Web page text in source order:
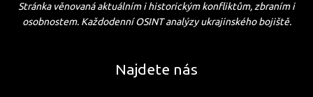
Stránka věnovaná aktuálním i historickým konfliktům, zbraním i
osobnostem. Každodenní OSINT analýzy ukrajinského bojiště.
Najdete nás